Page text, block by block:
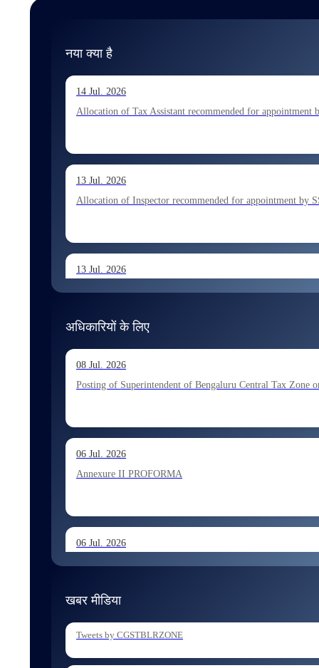
नया क्या है
14 Jul. 2026
Allocation of Tax Assistant recommended for appointment
13 Jul. 2026
Allocation of Inspector recommended for appointment by
13 Jul. 2026
13 Jul. 2026
Allocation of Executive Assistant recommended for
10 Jul. 2026
Allocation of Tax Assistant recommended for appointment
अधिकारियों के लिए
08 Jul. 2026
Posting of Superintendent of Bengaluru Central Tax Zone
06 Jul. 2026
Annexure II PROFORMA
06 Jul. 2026
06 Jul. 2026
खबर मीडिया
Tweets by CGSTBLRZONE